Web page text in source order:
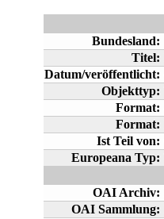
Bundesland:
Titel:
Datum/veröffentlicht:
Objekttyp:
Format:
Format:
Ist Teil von:
Europeana Typ:
OAI Archiv:
OAI Sammlung: